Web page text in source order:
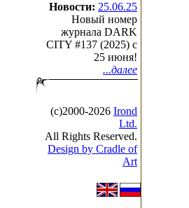
Новости: 25.06.25
Новый номер
журнала DARK
CITY #137 (2025) c
25 июня!
...далее
(с)2000-2026 Irond
Ltd.
All Rights Reserved.
Design by Cradle of
Art